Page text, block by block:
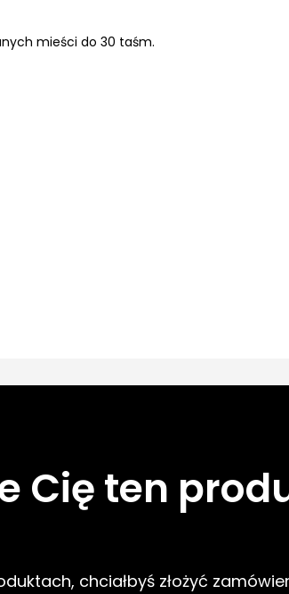
mieści do 30 taśm.
Cię ten
chciałbyś złożyć